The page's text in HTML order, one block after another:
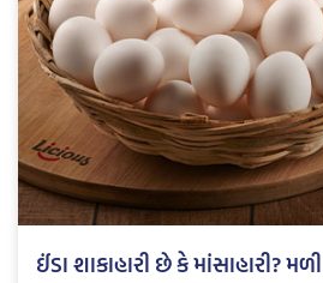
ઈંડા શાકાહારી છે કે માંસાહારી?